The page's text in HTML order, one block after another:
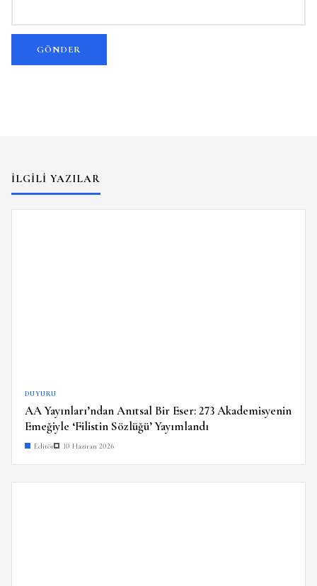
İLGILI YAZILAR
DUYURU
AA Yayınları’ndan Anıtsal Bir Eser: 273 Akademisyenin
Emeğiyle ‘Filistin Sözlüğü’ Yayımlandı
Editör 10 Haziran 2026